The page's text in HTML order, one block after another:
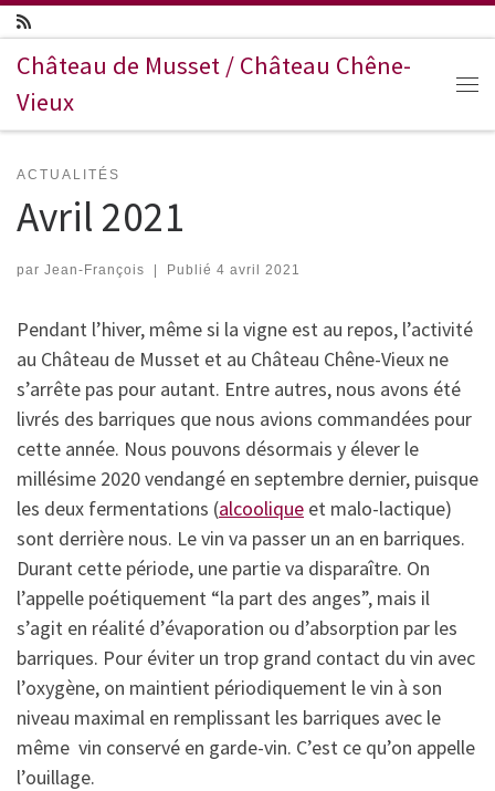
Passer au contenu
Château de Musset / Château Chêne-
Vieux
ACTUALITÉS
Avril 2021
par Jean-François | Publié 4 avril 2021
Pendant l’hiver, même si la vigne est au repos, l’activité
au Château de Musset et au Château Chêne-Vieux ne
s’arrête pas pour autant. Entre autres, nous avons été
livrés des barriques que nous avions commandées pour
cette année. Nous pouvons désormais y élever le
millésime 2020 vendangé en septembre dernier, puisque
les deux fermentations (alcoolique et malo-lactique)
sont derrière nous. Le vin va passer un an en barriques.
Durant cette période, une partie va disparaître. On
l’appelle poétiquement “la part des anges”, mais il
s’agit en réalité d’évaporation ou d’absorption par les
barriques. Pour éviter un trop grand contact du vin avec
l’oxygène, on maintient périodiquement le vin à son
niveau maximal en remplissant les barriques avec le
même vin conservé en garde-vin. C’est ce qu’on appelle
l’ouillage.